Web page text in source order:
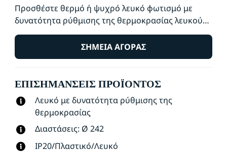
Προσθέστε θερμό ή ψυχρό λευκό φωτισμό με
δυνατότητα ρύθμισης της θερμοκρασίας λευκού
στους χώρους που ζείτε, με το έξυπνο φωτιστικό
οροφής WiZ Super Slim. Χρησιμοποιήστε το για
έλεγχο μέσω της εφαρμογής WiZ ή φωνητικό
ή να χρησιμοποιήσετε τις προκαθορισμένες
ΣΗΜΕΊΑ ΑΓΟΡΆΣ
ΕΠΙΣΗΜΆΝΣΕΙΣ ΠΡΟΪΌΝΤΟΣ
Λευκό με δυνατότητα ρύθμισης της
θερμοκρασίας
Διαστάσεις: Ø 242
IP20/Πλαστικό/Λευκό